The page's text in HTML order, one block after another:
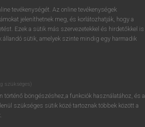
próbaverziójának elindításához
regisztrálok ésbelépek.
REGISZTRÁCIÓ
„
tevékenységét. Az online tevékenységek
jeleníthetnek meg, és korlátozhatják, hogy a
Ezek a sütik más szervezetekkel és hirdetőkkel is
állandó sütik, amelyek szinte mindig egy harmadik
szükséges)
történő böngészéshez,a funkciók használatához, és a
szükséges sütik közé tartoznak többek között a